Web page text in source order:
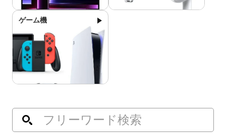
ゲーム機